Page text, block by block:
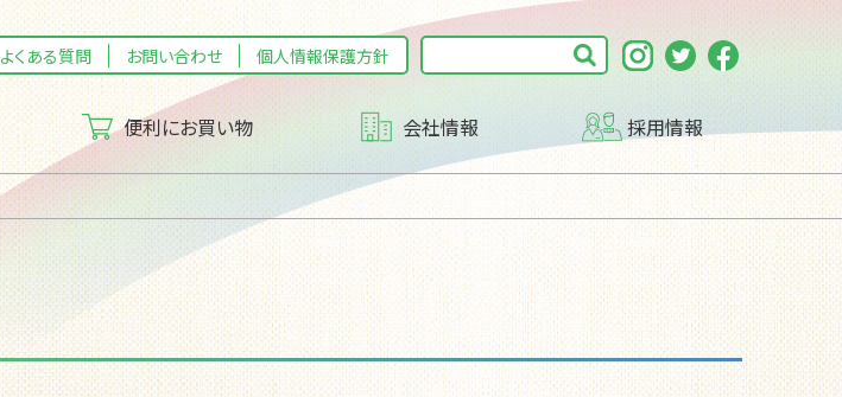
よくある質問 お問い合わせ 個人情報保護方針
便利にお買い物
マイフレッセイ 子育て支援DAY
会社情報
企業理念（企業スタンス） 沿革
採用情報